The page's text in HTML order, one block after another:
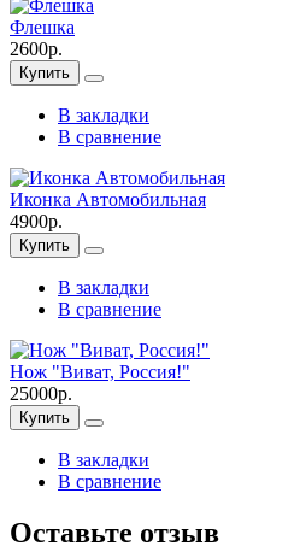
Флешка
2600р.
Купить
В закладки
В сравнение
Иконка Автомобильная
4900р.
Купить
В закладки
В сравнение
Нож "Виват, Россия!"
25000р.
Купить
В закладки
В сравнение
Оставьте отзыв